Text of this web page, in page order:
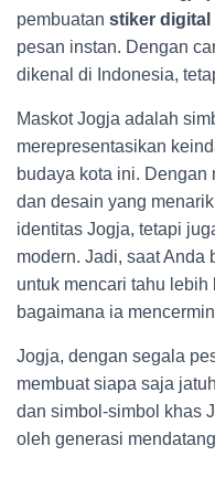
pembuatan stiker digital
pesan instan. Dengan
dikenal di Indonesia,
Maskot Jogja adalah
merepresentasikan
budaya kota ini.
dan desain yang
identitas Jogja, tetapi
modern. Jadi, saat Anda
untuk mencari tahu
bagaimana ia
Jogja, dengan segala
membuat siapa saja
dan simbol-simbol khas
oleh generasi